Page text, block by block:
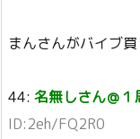
まんさんがバイブ
44: 名無しさん＠１
ID:2eh/FQ2R0